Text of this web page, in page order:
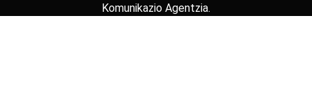
Komunikazio Agentzia.